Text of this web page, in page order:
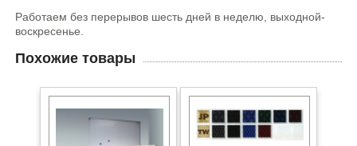
Работаем без перерывов шесть дней в неделю, выходной-
воскресенье.
Похожие товары